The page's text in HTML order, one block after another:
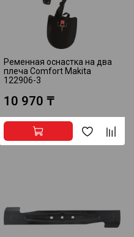
Ременная оснастка на два
плеча Comfort Makita
122906-3
10 970 ₸